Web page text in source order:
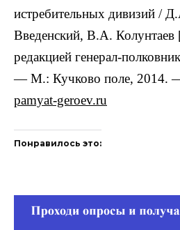
истребительных дивизий /
Введенский, В.А.
редакцией генерал-
— М.: Кучково поле, 2014.
pamyat-geroev.ru
Понравилось это: